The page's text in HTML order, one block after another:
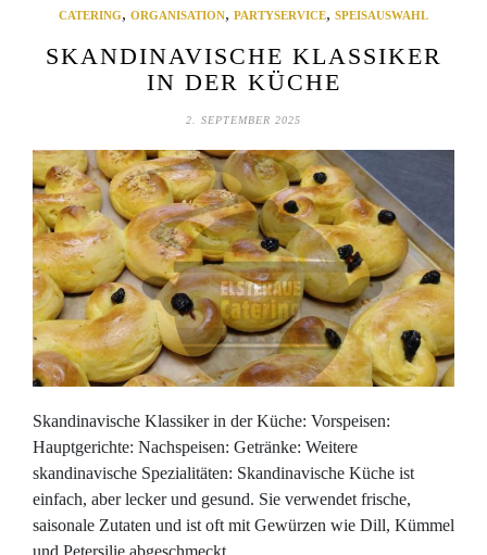
CATERING, ORGANISATION, PARTYSERVICE, SPEISAUSWAHL
SKANDINAVISCHE KLASSIKER
IN DER KÜCHE
2. SEPTEMBER 2025
Skandinavische Klassiker in der Küche: Vorspeisen:
Hauptgerichte: Nachspeisen: Getränke: Weitere
skandinavische Spezialitäten: Skandinavische Küche ist
einfach, aber lecker und gesund. Sie verwendet frische,
saisonale Zutaten und ist oft mit Gewürzen wie Dill, Kümmel